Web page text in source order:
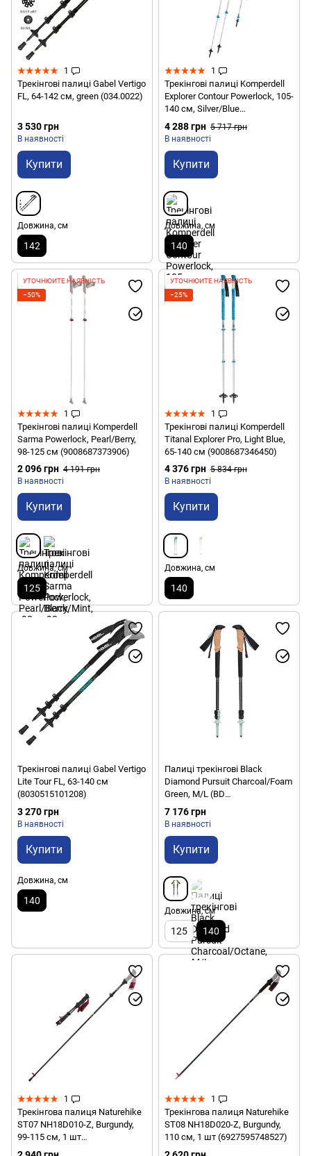
1
Трекінгові палиці Gabel Vertigo
FL, 64-142 см, green (034.0022)
3 530 грн
В наявності
Купити
Довжина, см
142
1
Трекінгові палиці Komperdell
Explorer Contour Powerlock, 105-
140 см, Silver/Blue
(9008687394178)
4 288 грн 5 717 грн
В наявності
Купити
Довжина, см
140
УТОЧНЮЙТЕ НАЯВНІСТЬ
−50%
1
Трекінгові палиці Komperdell
Sarma Powerlock, Pearl/Berry,
98-125 см (9008687373906)
2 096 грн 4 191 грн
В наявності
Купити
Довжина, см
125
УТОЧНЮЙТЕ НАЯВНІСТЬ
−25%
1
Трекінгові палиці Komperdell
Titanal Explorer Pro, Light Blue,
65-140 см (9008687346450)
4 376 грн 5 834 грн
В наявності
Купити
Довжина, см
140
Трекінгові палиці Gabel Vertigo
Lite Tour FL, 63-140 см
(8030515101208)
3 270 грн
В наявності
Купити
Довжина, см
140
Палиці трекінгові Black
Diamond Pursuit Charcoal/Foam
Green, M/L (BD
1100669479M_L1)
7 176 грн
В наявності
Купити
Довжина, см
125 140
1
Трекінгова палиця Naturehike
ST07 NH18D010-Z, Burgundy,
99-115 см, 1 шт
(6927595748480)
1
Трекінгова палиця Naturehike
ST08 NH18D020-Z, Burgundy,
110 см, 1 шт (6927595748527)